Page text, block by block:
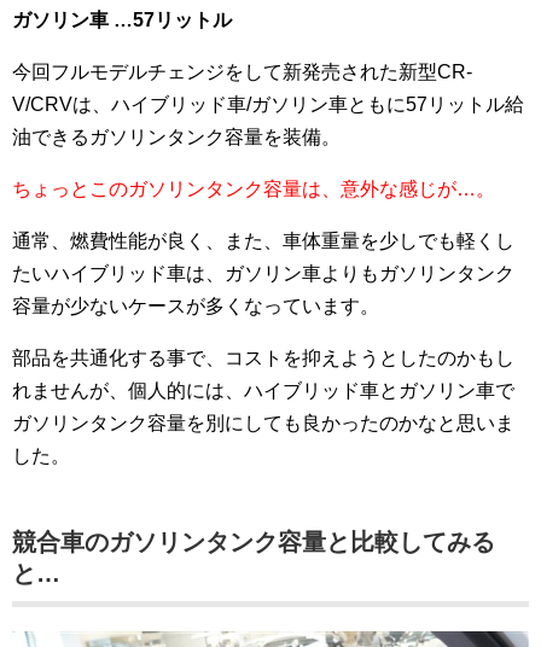
ガソリン車 …57リットル
今回フルモデルチェンジをして新発売された新型CR-
V/CRVは、ハイブリッド車/ガソリン車ともに57リットル給
油できるガソリンタンク容量を装備。
ちょっとこのガソリンタンク容量は、意外な感じが…。
通常、燃費性能が良く、また、車体重量を少しでも軽くし
たいハイブリッド車は、ガソリン車よりもガソリンタンク
容量が少ないケースが多くなっています。
部品を共通化する事で、コストを抑えようとしたのかもし
れませんが、個人的には、ハイブリッド車とガソリン車で
ガソリンタンク容量を別にしても良かったのかなと思いま
した。
競合車のガソリンタンク容量と比較してみる
と…